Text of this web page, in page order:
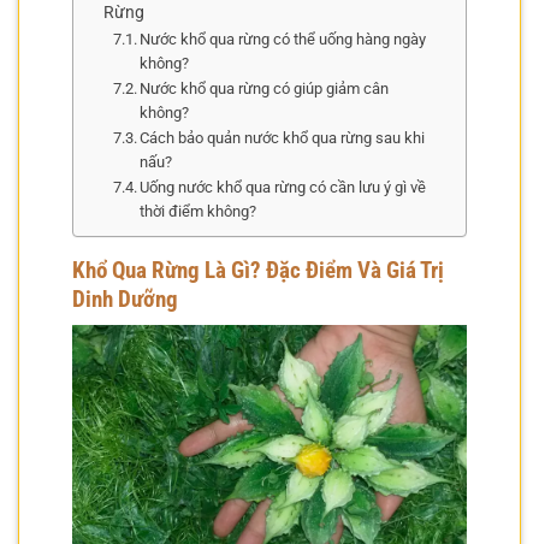
Rừng
Nước khổ qua rừng có thể uống hàng ngày
không?
Nước khổ qua rừng có giúp giảm cân
không?
Cách bảo quản nước khổ qua rừng sau khi
nấu?
Uống nước khổ qua rừng có cần lưu ý gì về
thời điểm không?
Khổ Qua Rừng Là Gì? Đặc Điểm Và Giá Trị
Dinh Dưỡng